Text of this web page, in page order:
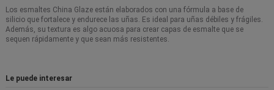
Los esmaltes China Glaze están elaborados con una fórmula a base de
silicio que fortalece y endurece las uñas. Es ideal para uñas débiles y frágiles.
Además, su textura es algo acuosa para crear capas de esmalte que se
sequen rápidamente y que sean más resistentes.
Le puede interesar